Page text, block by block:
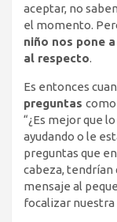
aceptar, no
el momento.
niño nos pone
al respecto.
Es entonces
preguntas como
“¿Es mejor que
ayudando o le
preguntas que
cabeza, tendrían
mensaje al
focalizar nuestra